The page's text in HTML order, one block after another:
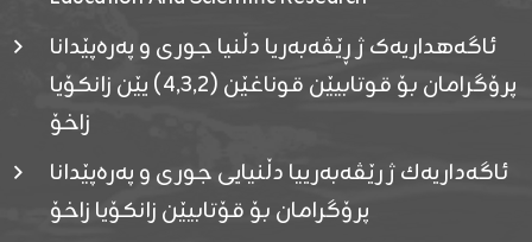
ئاگەهداریەک ژ ڕێڤەبەریا دڵنیا جوری و پەرەپێدانا
پرۆگرامان بۆ قوتابیێن قوناغێن (٤٫٣٫٢) یێن زانکۆیا
زاخۆ
ئاگەداریەك ژ رێڤەبەرییا دڵنیایی جوری و پەرەپێدانا
پرۆگرامان بۆ قۆتابیێن زانکۆیا زاخۆ